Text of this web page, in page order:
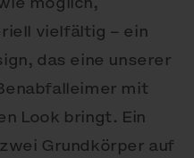
vielfältig – ein
das eine unserer
mit
Look bringt. Ein
Grundkörper auf